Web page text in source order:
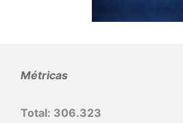
Métricas
Total: 306.323